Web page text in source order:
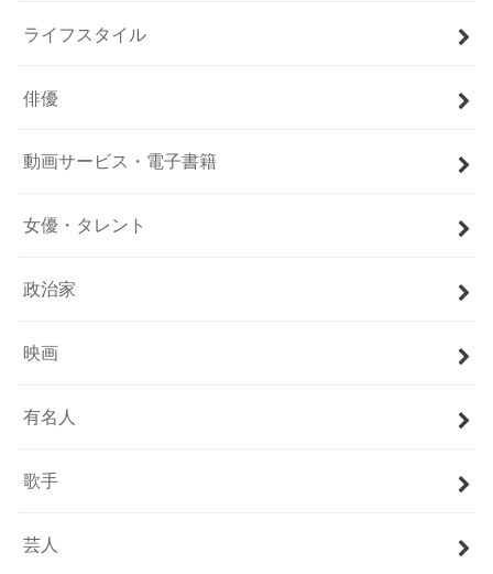
ライフスタイル
俳優
動画サービス・電子書籍
女優・タレント
政治家
映画
有名人
歌手
芸人